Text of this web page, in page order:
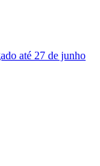
até 27 de junho